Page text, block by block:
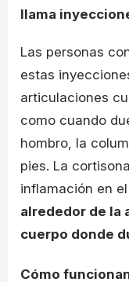
llama
Las personas
estas
articulaciones
como cuando
hombro, la
pies. La
inflamación en
alrededor de la
cuerpo donde
Cómo